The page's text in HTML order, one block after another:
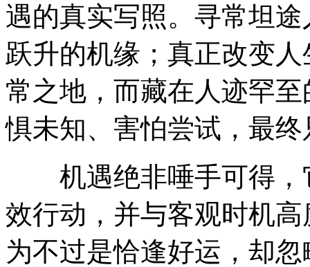
遇的真实写照。寻常坦
跃升的机缘；真正改变
常之地，而藏在人迹罕
惧未知、害怕尝试，最
机遇绝非唾手可得，
效行动，并与客观时机
为不过是恰逢好运，却